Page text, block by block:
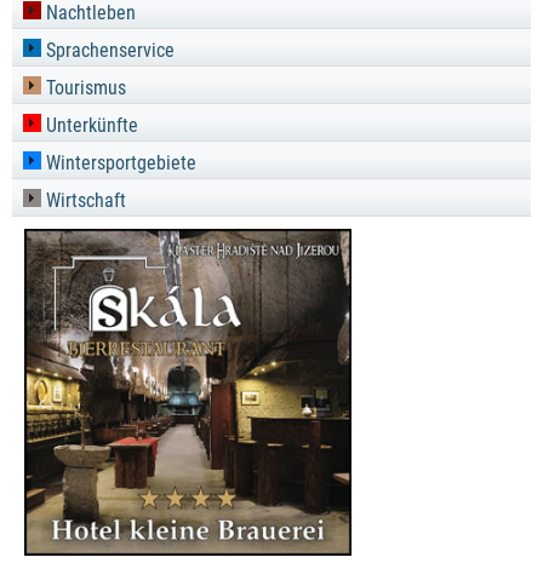
Nachtleben
Sprachenservice
Tourismus
Unterkünfte
Wintersportgebiete
Wirtschaft